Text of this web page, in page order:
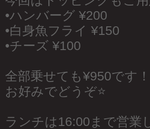
•ハンバーグ ¥200
•白身魚フライ ¥150
•チーズ ¥100
全部乗せても¥950です！
お好みでどうぞ⭐️
ランチは16:00まで営業